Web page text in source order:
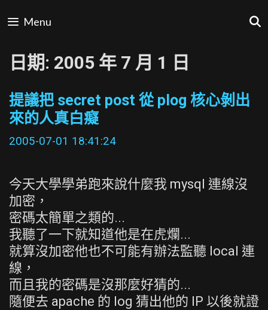
to
Menu
日期: 2005 年 7 月 1 日
提議把 secret post 從 plog 核心剝出
來的人真白癡
2005-07-01 18:41:24
今天大學學弟跑來說什麼我 mysql 連線沒
加密，
密碼太簡單之類的...
我聽了一下就知道他是在虎爛...
就算沒加密他也不可能有辦法監聽 local 連
線，
而且我的密碼是沒那麼好猜的...
隨便去 apache 的 log 猜出他的 IP 以後就證